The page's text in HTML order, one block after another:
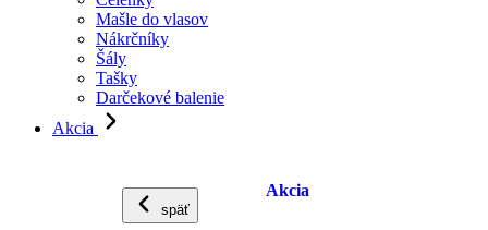
Mašle do vlasov
Nákrčníky
Šály
Tašky
Darčekové balenie
Akcia
späť
Akcia